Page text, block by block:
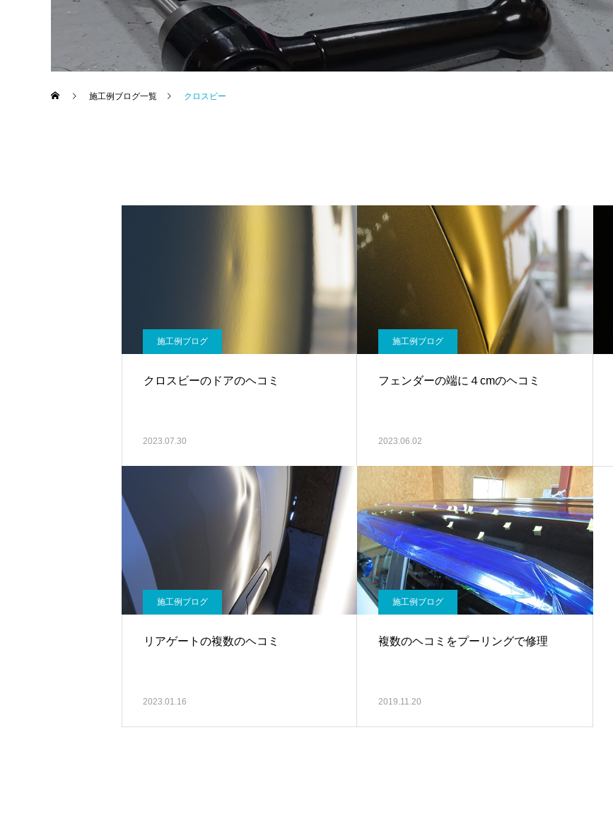
施工例ブログ一覧 クロスビー
施工例ブログ
クロスビーのドアのヘコミ
2023.07.30
施工例ブログ
フェンダーの端に４cmのヘコミ
2023.06.02
施工例ブログ
リアゲートの複数のヘコミ
2023.01.16
施工例ブログ
複数のヘコミをプーリングで修理
2019.11.20